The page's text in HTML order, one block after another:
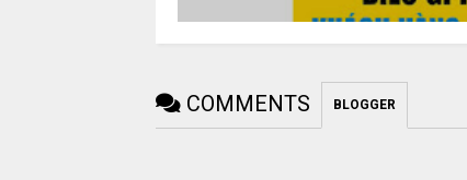
COMMENTS BLOGGER